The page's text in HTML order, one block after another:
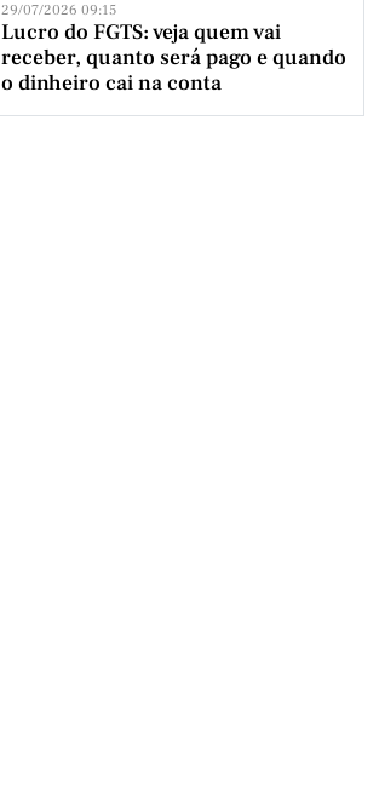
29/07/2026 09:15
Lucro do FGTS: veja quem vai
receber, quanto será pago e quando
o dinheiro cai na conta